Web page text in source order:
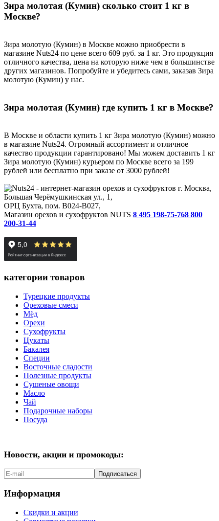
Зира молотая (Кумин) сколько стоит 1 кг в
Москве?
Зира молотую (Кумин) в Москве можно приобрести в
магазине Nuts24 по цене всего 609 руб. за 1 кг. Это продукция
отличного качества, цена на которую ниже чем в большинстве
других магазинов. Попробуйте и убедитесь сами, заказав Зира
молотую (Кумин) у нас.
Зира молотая (Кумин) где купить 1 кг в Москве?
В Москве и области купить 1 кг Зира молотую (Кумин) можно
в магазине Nuts24. Огромный ассортимент и отличное
качество продукции гарантировано! Мы можем доставить 1 кг
Зира молотую (Кумин) курьером по Москве всего за 199
рублей или бесплатно при заказе от 3000 рублей!
г. Москва,
Большая Черёмушкинская ул., 1,
ОРЦ Бухта, пом. B024-B027,
Магазин орехов и сухофруктов NUTS 8 495 198-75-768 800
200-31-44
категории товаров
Турецкие продукты
Ореховые смеси
Мёд
Орехи
Сухофрукты
Цукаты
Бакалея
Специи
Восточные сладости
Полезные продукты
Сушеные овощи
Масло
Чай
Подарочные наборы
Посуда
Новости, акции и промокоды:
Подписаться
Информация
Скидки и акции